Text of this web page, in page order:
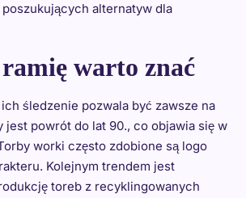
alternatyw dla
warto znać
śledzenie pozwala być zawsze na
powrót do lat 90., co objawia się w
worki często zdobione są logo
Kolejnym trendem jest
toreb z recyklingowanych